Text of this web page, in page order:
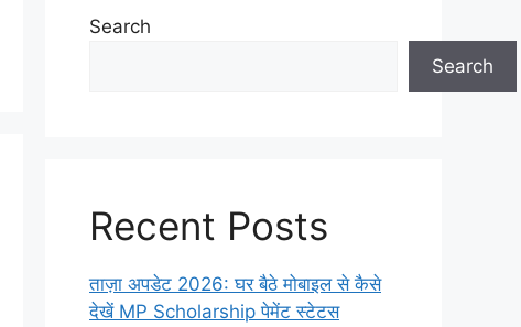
Search
Search
Recent Posts
ताज़ा अपडेट 2026: घर बैठे मोबाइल से कैसे
देखें MP Scholarship पेमेंट स्टेटस